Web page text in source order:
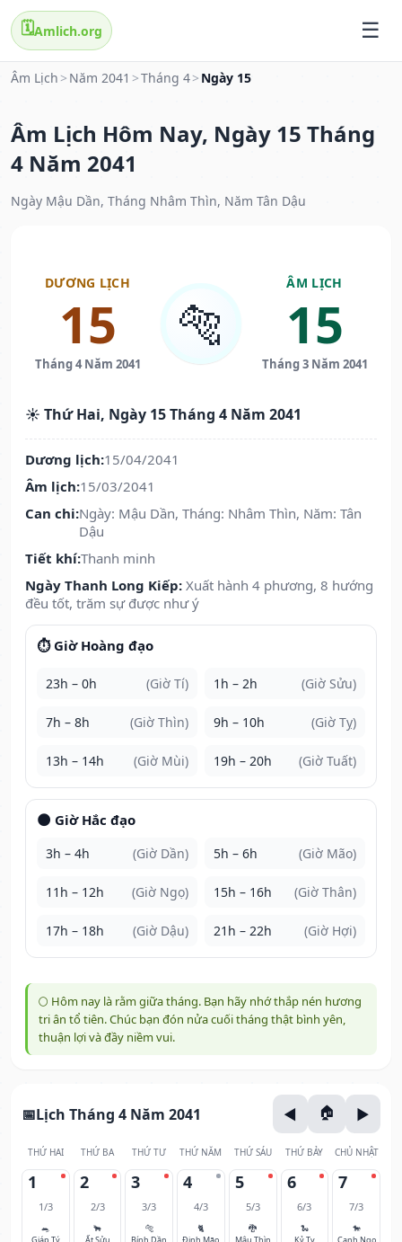
🗓️Amlich.org
Âm Lịch > Năm 2041 >Tháng 4> Ngày 15
Âm Lịch Hôm Nay, Ngày 15 Tháng
4 Năm 2041
Ngày Mậu Dần, Tháng Nhâm Thìn, Năm Tân Dậu
DƯƠNG LỊCH
15
Tháng 4 Năm 2041
🐅
ÂM LỊCH
15
Tháng 3 Năm 2041
☀️ Thứ Hai, Ngày 15 Tháng 4 Năm 2041
Dương lịch:15/04/2041
Âm lịch:15/03/2041
Can chi:Ngày: Mậu Dần, Tháng: Nhâm Thìn, Năm: Tân
Dậu
Tiết khí:Thanh minh
Ngày Thanh Long Kiếp: Xuất hành 4 phương, 8 hướng
đều tốt, trăm sự được như ý
⏱️ Giờ Hoàng đạo
23h – 0h (Giờ Tí) 1h – 2h (Giờ Sửu)
7h – 8h (Giờ Thìn) 9h – 10h (Giờ Tỵ)
13h – 14h (Giờ Mùi) 19h – 20h (Giờ Tuất)
🌑 Giờ Hắc đạo
3h – 4h (Giờ Dần) 5h – 6h (Giờ Mão)
11h – 12h (Giờ Ngọ) 15h – 16h (Giờ Thân)
17h – 18h (Giờ Dậu) 21h – 22h (Giờ Hợi)
🌕 Hôm nay là rằm giữa tháng. Bạn hãy nhớ thắp nén hương
tri ân tổ tiên. Chúc bạn đón nửa cuối tháng thật bình yên,
thuận lợi và đầy niềm vui.
Lịch Tháng 4 Năm 2041
THỨ HAI THỨ BA THỨ TƯ THỨ NĂM THỨ SÁU THỨ BẢY CHỦ NHẬT
1
1/3
🐀
2
2/3
🐂
3
3/3
🐅
4
4/3
🐈
5
5/3
🐉
6
6/3
🐍
7
7/3
🐎